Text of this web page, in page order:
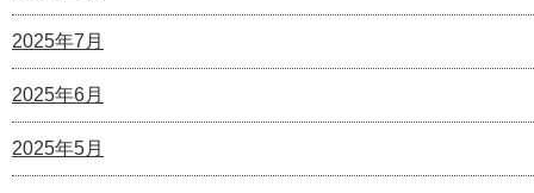
2025年7月
2025年6月
2025年5月